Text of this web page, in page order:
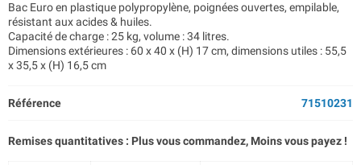
Bac Euro en plastique polypropylène, poignées ouvertes, empilable,
résistant aux acides & huiles.
Capacité de charge : 25 kg, volume : 34 litres.
Dimensions extérieures : 60 x 40 x (H) 17 cm, dimensions utiles : 55,5
x 35,5 x (H) 16,5 cm
Référence 71510231
Remises quantitatives : Plus vous commandez, Moins vous payez !